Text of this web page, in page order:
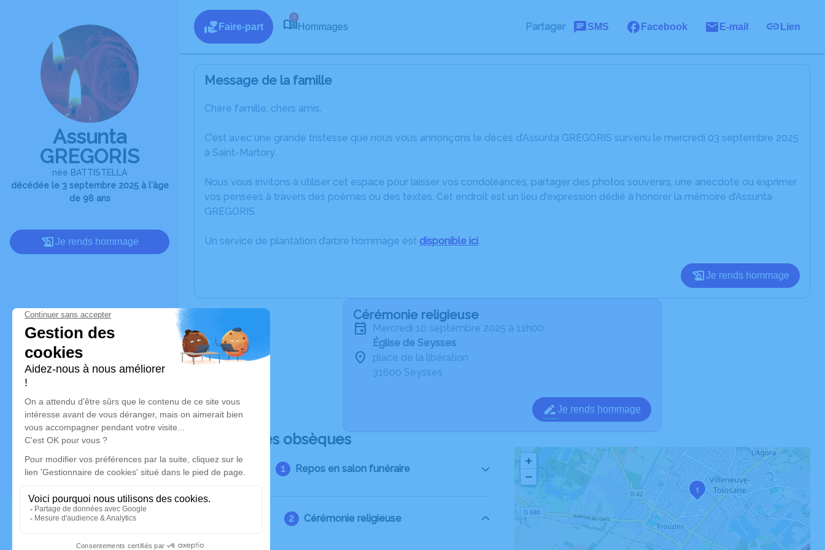
Assunta
GREGORIS
née BATTISTELLA
décédée le 3 septembre 2025 à l'âge
de 98 ans
Je rends hommage
Faire-part
3
Hommages Partager SMS Facebook E-mail Lien
Message de la famille
Chère famille, chers amis,
C’est avec une grande tristesse que nous vous annonçons le décès d’Assunta GREGORIS survenu le mercredi 03 septembre 2025
à Saint-Martory.
Nous vous invitons à utiliser cet espace pour laisser vos condoléances, partager des photos souvenirs, une anecdote ou exprimer
vos pensées à travers des poèmes ou des textes. Cet endroit est un lieu d'expression dédié à honorer la mémoire d’Assunta
GREGORIS.
Un service de plantation d’arbre hommage est disponible ici.
Je rends hommage
Cérémonie religieuse
mercredi 10 septembre 2025 à 11h00
Église de Seysses
place de la libération
31600 Seysses
Je rends hommage
Déroulé des obsèques
Repos en salon funéraire
Cérémonie religieuse
1
+
−